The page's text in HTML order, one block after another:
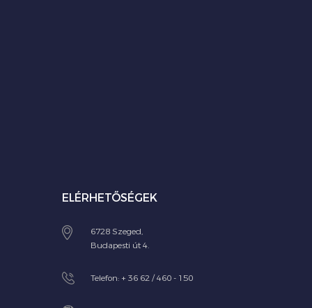
ELÉRHETŐSÉGEK
6728 Szeged,
Budapesti út 4.
Telefon: + 36 62 / 460 - 150